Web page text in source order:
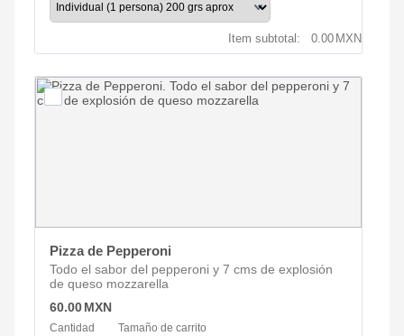
Item subtotal: 0.00 MXN
0.00 MXN
Pizza de Pepperoni
Todo el sabor del pepperoni y 7 cms de explosión
de queso mozzarella
60.00 MXN
60.00 MXN
Cantidad Tamaño de carrito